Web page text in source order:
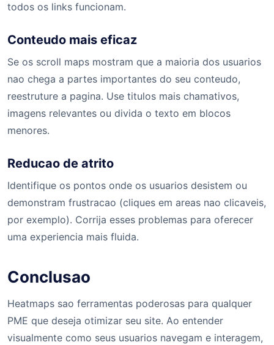
todos os links funcionam.
Conteudo mais eficaz
Se os scroll maps mostram que a maioria dos usuarios
nao chega a partes importantes do seu conteudo,
reestruture a pagina. Use titulos mais chamativos,
imagens relevantes ou divida o texto em blocos
menores.
Reducao de atrito
Identifique os pontos onde os usuarios desistem ou
demonstram frustracao (cliques em areas nao clicaveis,
por exemplo). Corrija esses problemas para oferecer
uma experiencia mais fluida.
Conclusao
Heatmaps sao ferramentas poderosas para qualquer
PME que deseja otimizar seu site. Ao entender
visualmente como seus usuarios navegam e interagem,